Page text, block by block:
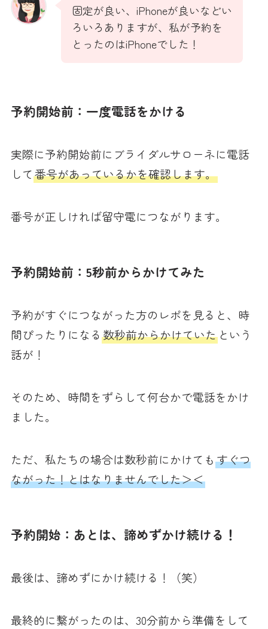
固定が良い、iPhoneが良いなどい
ろいろありますが、私が予約を
とったのはiPhoneでした！
予約開始前：一度電話をかける
実際に予約開始前にブライダルサローネに電話
して番号があっているかを確認します。
番号が正しければ留守電につながります。
予約開始前：5秒前からかけてみた
予約がすぐにつながった方のレポを見ると、時
間ぴったりになる 数秒前からかけていたという
話が！
そのため、時間をずらして何台かで電話をかけ
ました。
ただ、私たちの場合は数秒前にかけても すぐつ
ながった！とはなりませんでした＞＜
予約開始：あとは、諦めずかけ続ける！
最後は、諦めずにかけ続ける！（笑）
最終的に繋がったのは、30分前から準備をして